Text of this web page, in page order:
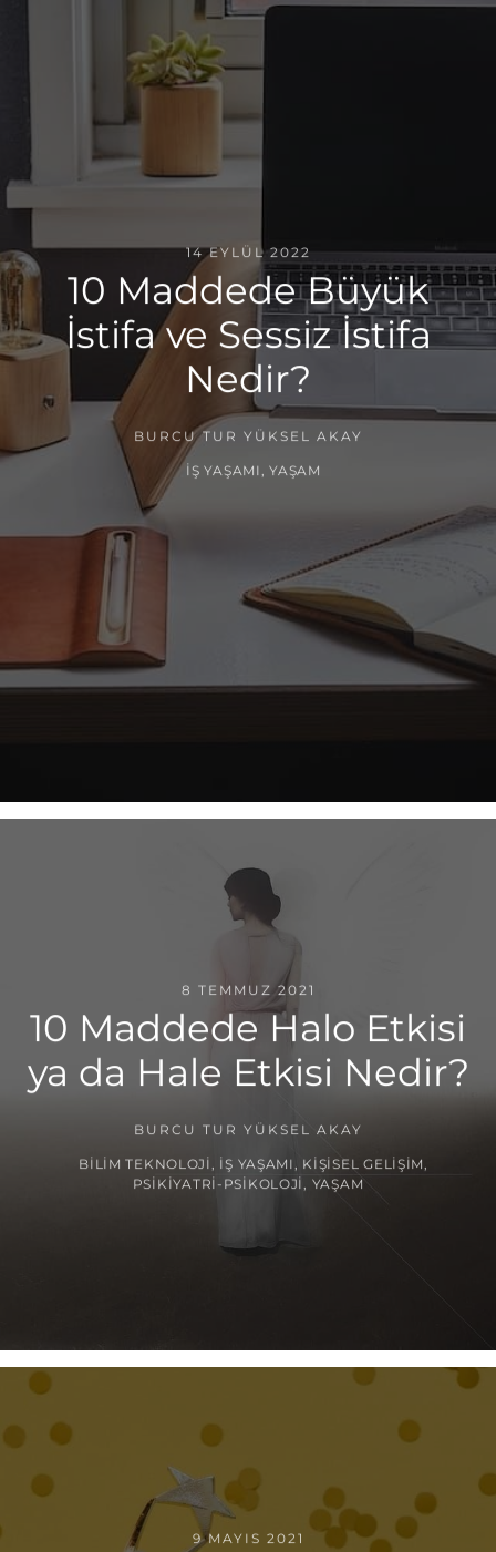
14 EYLÜL 2022
10 Maddede Büyük
İstifa ve Sessiz İstifa
Nedir?
BURCU TUR YÜKSEL AKAY
İŞ YAŞAMI ,YAŞAM
8 TEMMUZ 2021
10 Maddede Halo Etkisi
ya da Hale Etkisi Nedir?
BURCU TUR YÜKSEL AKAY
BILIM TEKNOLOJI İŞ YAŞAMI KIŞISEL GELIŞIM
PSIKIYATRI-PSIKOLOJI
YAŞAM
9 MAYIS 2021